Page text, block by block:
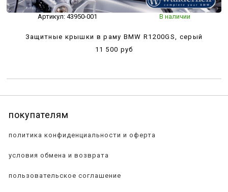
Артикул: 43950-001 В наличии
Защитные крышки в раму BMW R1200GS, серый
11 500 руб
покупателям
политика конфиденциальности и оферта
условия обмена и возврата
пользовательское соглашение